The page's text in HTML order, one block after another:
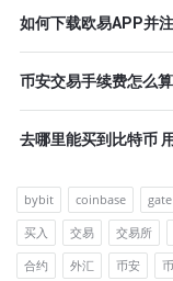
如何下载欧易APP并
币安交易手续费怎么算
去哪里能买到比特币
bybit coinbase gate
买入
交易 交易所
合约
外汇 币安